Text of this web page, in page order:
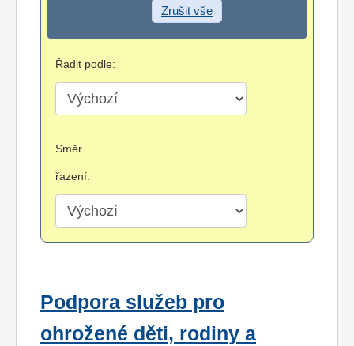
Zrušit vše
Řadit podle:
Směr
řazení:
Podpora služeb pro
ohrožené děti, rodiny a